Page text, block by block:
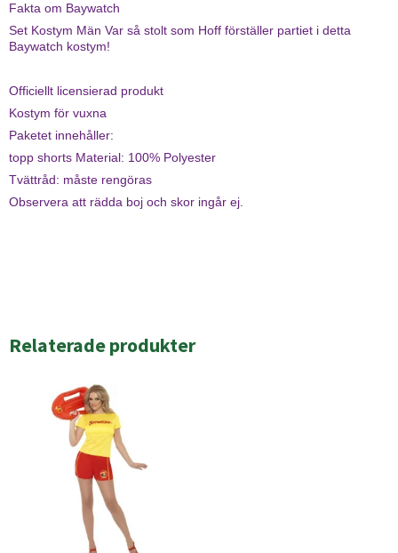
Fakta om Baywatch
Set Kostym Män Var så stolt som Hoff förställer partiet i detta
Baywatch kostym!
Officiellt licensierad produkt
Kostym för vuxna
Paketet innehåller:
topp shorts Material: 100% Polyester
Tvättråd: måste rengöras
Observera att rädda boj och skor ingår ej.
Relaterade produkter